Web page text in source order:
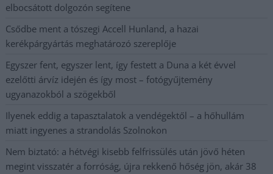
elbocsátott dolgozón segítene
Csődbe ment a tószegi Accell Hunland, a hazai
kerékpárgyártás meghatározó szereplője
Egyszer fent, egyszer lent, így festett a Duna a két évvel
ezelőtti árvíz idején és így most – fotógyűjtemény
ugyanazokból a szögekből
Ilyenek eddig a tapasztalatok a vendégektől – a hőhullám
miatt ingyenes a strandolás Szolnokon
Nem biztató: a hétvégi kisebb felfrissülés után jövő héten
megint visszatér a forróság, újra rekkenő hőség jön, akár 38